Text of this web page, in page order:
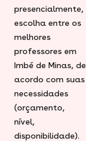
presencialmente,
escolha entre os
melhores
professores em
Imbé de Minas, de
acordo com suas
necessidades
(orçamento,
nível,
disponibilidade).